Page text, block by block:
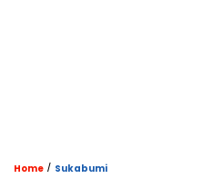
Home / Sukabumi